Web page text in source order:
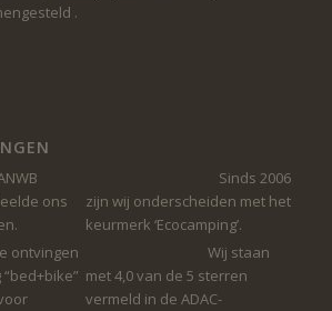
.
ons
Sinds 2006
zijn wij onderscheiden met het
keurmerk ‘Ecocamping’.
ontvingen
Wij staan ​​
met 4,0 van de 5 sterren
vermeld in de ADAC-